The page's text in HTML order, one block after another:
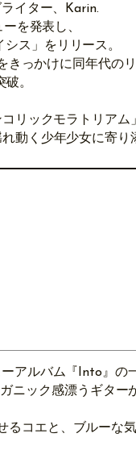
イター、Karin.
を発表し、
ス」をリリース。
っかけに同年代の
。
リックモラトリアム
動く少年少女に寄り
アルバム『Into』の
ニック感漂うギター
コエと、ブルーな